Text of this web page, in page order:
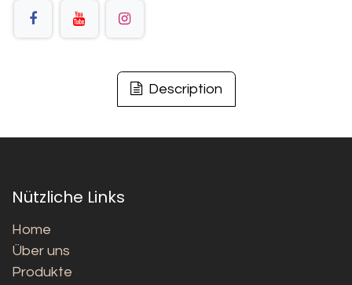
Description
Nützliche Links
Home
Über uns
Produkte